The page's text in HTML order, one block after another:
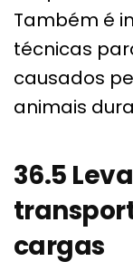
Também é
técnicas
causados
animais
36.5
cargas